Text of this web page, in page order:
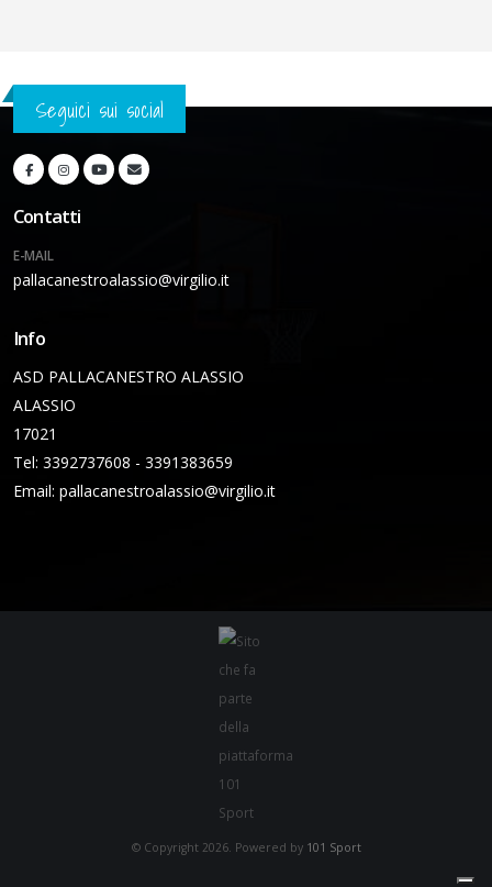
Seguici sui social
Contatti
E-MAIL
pallacanestroalassio@virgilio.it
Info
ASD PALLACANESTRO ALASSIO
ALASSIO
17021
Tel: 3392737608 - 3391383659
Email: pallacanestroalassio@virgilio.it
© Copyright 2026. Powered by 101 Sport